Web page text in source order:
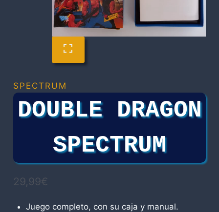
SPECTRUM
DOUBLE DRAGON
SPECTRUM
29,99€
Juego completo, con su caja y manual.